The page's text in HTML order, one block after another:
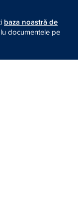
baza noastră de
documentele pe